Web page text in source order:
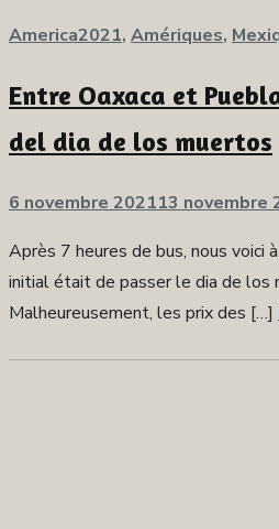
America2021, Amériques,
Entre Oaxaca et
del dia de los muertos
Publié
6 novembre 202113 novembre
Après 7 heures de bus, nous voici
initial était de passer le dia de los
Malheureusement, les prix des […]